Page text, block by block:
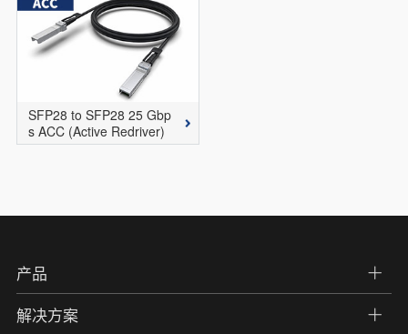
SFP28 to SFP28 25 Gbp
s ACC (Active Redriver)
产品
解决方案